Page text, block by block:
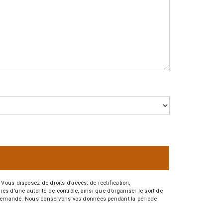
disposez de droits d’accès, de rectification,
d’une autorité de contrôle, ainsi que d’organiser le sort de
Nous conservons vos données pendant la période